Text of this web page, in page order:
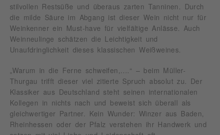
stilvollen Restsüße und überaus zarten Tanninen. Durch
die milde Säure im Abgang ist dieser Wein nicht nur für
Weinkenner ein Must-have für vielfältige Anlässe. Auch
Weinneulinge schätzen die Leichtigkeit und
Unaufdringlichkeit dieses klassischen Weißweines.
„Warum in die Ferne schweifen,….“ – beim Müller-
Thurgau trifft dieser viel zitierte Spruch absolut zu. Der
Klassiker aus Deutschland steht seinen internationalen
Kollegen in nichts nach und beweist sich überall als
gleichwertiger Partner. Kein Wunder: Winzer aus Baden,
Rheinhessen oder der Pfalz verstehen ihr Handwerk und